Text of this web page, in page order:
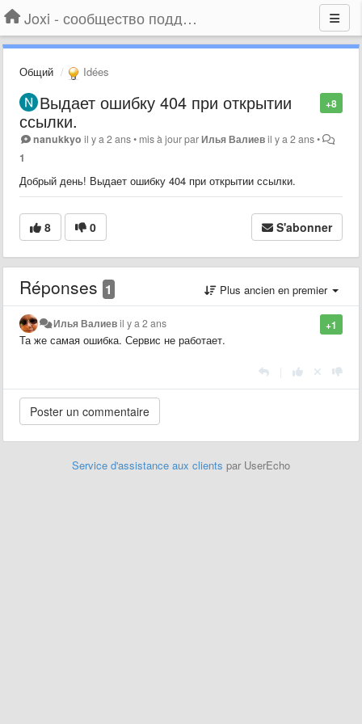
Joxi - сообщество поддержки
Общий Idées
+8
Выдает ошибку 404 при открытии
ссылки.
nanukkyo il y a 2 ans• mis à jour parИлья Валиевil y a 2 ans•
1
Добрый день! Выдает ошибку 404 при открытии ссылки.
8 0 S'abonner
Réponses 1 Plus ancien en premier
+1
Илья Валиевil y a 2 ans
Та же самая ошибка. Сервис не работает.
Service d'assistance aux clients par UserEcho